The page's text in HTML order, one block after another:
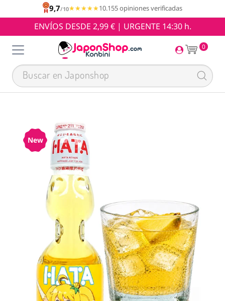
9,7/10★★★★★
★★★★★10.155 opiniones verificadas
ENVÍOS DESDE 2,99 € | URGENTE 14:30 h.
0
New